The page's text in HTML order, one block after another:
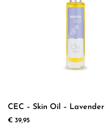
CEC – Skin Oil – Lavender
€ 39,95